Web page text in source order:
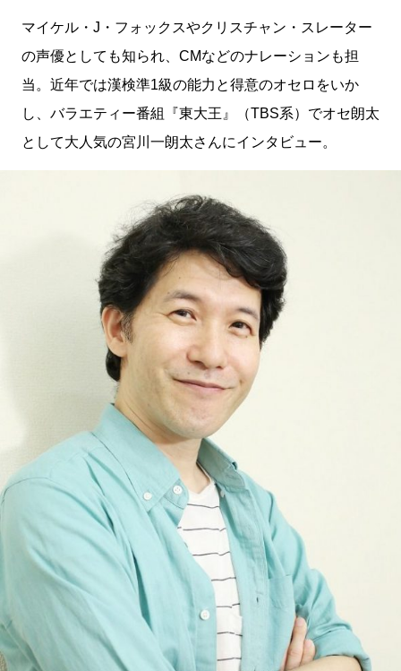
マイケル・J・フォックスやクリスチャン・スレーター
の声優としても知られ、CMなどのナレーションも担
当。近年では漢検準1級の能力と得意のオセロをいか
し、バラエティー番組『東大王』（TBS系）でオセ朗太
として大人気の宮川一朗太さんにインタビュー。